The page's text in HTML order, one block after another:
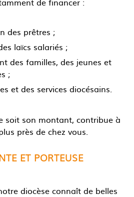
des prêtres ;
laïcs salariés ;
des familles, des jeunes et
;
et des services diocésains.
soit son montant, contribue à
près de chez vous.
ET PORTEUSE
diocèse connaît de belles